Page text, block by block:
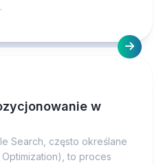
w
Search, często określane
to proces